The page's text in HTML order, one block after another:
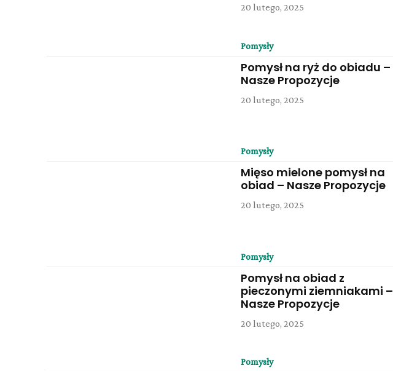
20 lutego, 2025
Pomysły
Pomysł na ryż do obiadu –
Nasze Propozycje
20 lutego, 2025
Pomysły
Mięso mielone pomysł na
obiad – Nasze Propozycje
20 lutego, 2025
Pomysły
Pomysł na obiad z
pieczonymi ziemniakami –
Nasze Propozycje
20 lutego, 2025
Pomysły